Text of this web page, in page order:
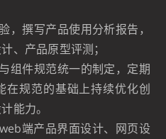
，撰写产品使用分析报告，
、产品原型评测；
组件规范统一的制定，定期
在规范的基础上持续优化创
能力。
端产品界面设计、网页设